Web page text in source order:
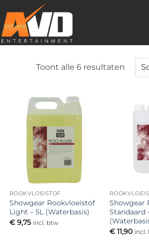
Toont alle 6 resultaten
verlanglijst
ROOKVLOEISTOF
Showgear Rookvloeistof
Light – 5L (Waterbasis)
€9,75 incl. btw
Showgear
Standaard
€11,90 incl.